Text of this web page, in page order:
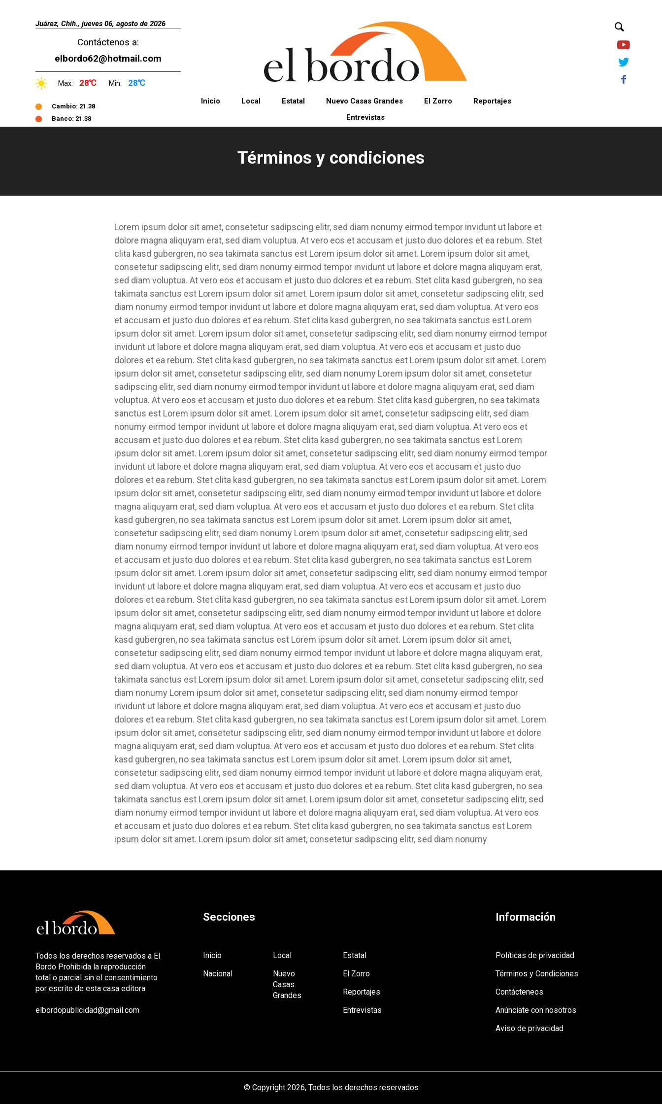
Juárez, Chih., jueves 06, agosto de 2026
Contáctenos a:
elbordo62@hotmail.com
Max: 28℃ Min: 28℃
Cambio: 21.38
Banco: 21.38
Inicio Local Estatal Nuevo Casas Grandes El Zorro
Reportajes
Entrevistas
Términos y condiciones
Lorem ipsum dolor sit amet, consetetur sadipscing elitr, sed diam nonumy eirmod tempor invidunt ut labore et
dolore magna aliquyam erat, sed diam voluptua. At vero eos et accusam et justo duo dolores et ea rebum. Stet
clita kasd gubergren, no sea takimata sanctus est Lorem ipsum dolor sit amet. Lorem ipsum dolor sit amet,
consetetur sadipscing elitr, sed diam nonumy eirmod tempor invidunt ut labore et dolore magna aliquyam erat,
sed diam voluptua. At vero eos et accusam et justo duo dolores et ea rebum. Stet clita kasd gubergren, no sea
takimata sanctus est Lorem ipsum dolor sit amet. Lorem ipsum dolor sit amet, consetetur sadipscing elitr, sed
diam nonumy eirmod tempor invidunt ut labore et dolore magna aliquyam erat, sed diam voluptua. At vero eos
et accusam et justo duo dolores et ea rebum. Stet clita kasd gubergren, no sea takimata sanctus est Lorem
ipsum dolor sit amet. Lorem ipsum dolor sit amet, consetetur sadipscing elitr, sed diam nonumy eirmod tempor
invidunt ut labore et dolore magna aliquyam erat, sed diam voluptua. At vero eos et accusam et justo duo
dolores et ea rebum. Stet clita kasd gubergren, no sea takimata sanctus est Lorem ipsum dolor sit amet. Lorem
ipsum dolor sit amet, consetetur sadipscing elitr, sed diam nonumy Lorem ipsum dolor sit amet, consetetur
sadipscing elitr, sed diam nonumy eirmod tempor invidunt ut labore et dolore magna aliquyam erat, sed diam
voluptua. At vero eos et accusam et justo duo dolores et ea rebum. Stet clita kasd gubergren, no sea takimata
sanctus est Lorem ipsum dolor sit amet. Lorem ipsum dolor sit amet, consetetur sadipscing elitr, sed diam
nonumy eirmod tempor invidunt ut labore et dolore magna aliquyam erat, sed diam voluptua. At vero eos et
accusam et justo duo dolores et ea rebum. Stet clita kasd gubergren, no sea takimata sanctus est Lorem
ipsum dolor sit amet. Lorem ipsum dolor sit amet, consetetur sadipscing elitr, sed diam nonumy eirmod tempor
invidunt ut labore et dolore magna aliquyam erat, sed diam voluptua. At vero eos et accusam et justo duo
dolores et ea rebum. Stet clita kasd gubergren, no sea takimata sanctus est Lorem ipsum dolor sit amet. Lorem
ipsum dolor sit amet, consetetur sadipscing elitr, sed diam nonumy eirmod tempor invidunt ut labore et dolore
magna aliquyam erat, sed diam voluptua. At vero eos et accusam et justo duo dolores et ea rebum. Stet clita
kasd gubergren, no sea takimata sanctus est Lorem ipsum dolor sit amet. Lorem ipsum dolor sit amet,
consetetur sadipscing elitr, sed diam nonumy Lorem ipsum dolor sit amet, consetetur sadipscing elitr, sed
diam nonumy eirmod tempor invidunt ut labore et dolore magna aliquyam erat, sed diam voluptua. At vero eos
et accusam et justo duo dolores et ea rebum. Stet clita kasd gubergren, no sea takimata sanctus est Lorem
ipsum dolor sit amet. Lorem ipsum dolor sit amet, consetetur sadipscing elitr, sed diam nonumy eirmod tempor
invidunt ut labore et dolore magna aliquyam erat, sed diam voluptua. At vero eos et accusam et justo duo
dolores et ea rebum. Stet clita kasd gubergren, no sea takimata sanctus est Lorem ipsum dolor sit amet. Lorem
ipsum dolor sit amet, consetetur sadipscing elitr, sed diam nonumy eirmod tempor invidunt ut labore et dolore
magna aliquyam erat, sed diam voluptua. At vero eos et accusam et justo duo dolores et ea rebum. Stet clita
kasd gubergren, no sea takimata sanctus est Lorem ipsum dolor sit amet. Lorem ipsum dolor sit amet,
consetetur sadipscing elitr, sed diam nonumy eirmod tempor invidunt ut labore et dolore magna aliquyam erat,
sed diam voluptua. At vero eos et accusam et justo duo dolores et ea rebum. Stet clita kasd gubergren, no sea
takimata sanctus est Lorem ipsum dolor sit amet. Lorem ipsum dolor sit amet, consetetur sadipscing elitr, sed
diam nonumy Lorem ipsum dolor sit amet, consetetur sadipscing elitr, sed diam nonumy eirmod tempor
invidunt ut labore et dolore magna aliquyam erat, sed diam voluptua. At vero eos et accusam et justo duo
dolores et ea rebum. Stet clita kasd gubergren, no sea takimata sanctus est Lorem ipsum dolor sit amet. Lorem
ipsum dolor sit amet, consetetur sadipscing elitr, sed diam nonumy eirmod tempor invidunt ut labore et dolore
magna aliquyam erat, sed diam voluptua. At vero eos et accusam et justo duo dolores et ea rebum. Stet clita
kasd gubergren, no sea takimata sanctus est Lorem ipsum dolor sit amet. Lorem ipsum dolor sit amet,
consetetur sadipscing elitr, sed diam nonumy eirmod tempor invidunt ut labore et dolore magna aliquyam erat,
sed diam voluptua. At vero eos et accusam et justo duo dolores et ea rebum. Stet clita kasd gubergren, no sea
takimata sanctus est Lorem ipsum dolor sit amet. Lorem ipsum dolor sit amet, consetetur sadipscing elitr, sed
diam nonumy eirmod tempor invidunt ut labore et dolore magna aliquyam erat, sed diam voluptua. At vero eos
et accusam et justo duo dolores et ea rebum. Stet clita kasd gubergren, no sea takimata sanctus est Lorem
ipsum dolor sit amet. Lorem ipsum dolor sit amet, consetetur sadipscing elitr, sed diam nonumy
Todos los derechos reservados a El
Bordo Prohibida la reproducción
total o parcial sin el consentimiento
por escrito de esta casa editora
elbordopublicidad@gmail.com
Secciones
Inicio Local
Estatal
Nacional
Nuevo
Casas
Grandes
El Zorro
Reportajes
Entrevistas
Información
Políticas de privacidad
Términos y Condiciones
Contácteneos
Anúnciate con nosotros
Aviso de privacidad
© Copyright 2026, Todos los derechos reservados